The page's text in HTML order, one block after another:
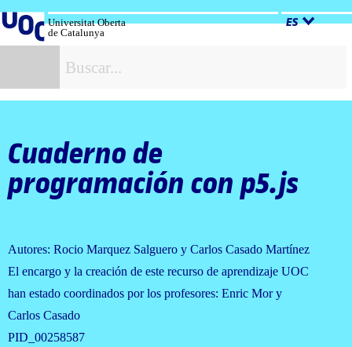
al
contenido
Universitat Oberta
de Catalunya
ES
Cuaderno de
programación con p5.js
Autores: Rocio Marquez Salguero y Carlos Casado Martínez
El encargo y la creación de este recurso de aprendizaje UOC
han estado coordinados por los profesores: Enric Mor y
Carlos Casado
PID_00258587